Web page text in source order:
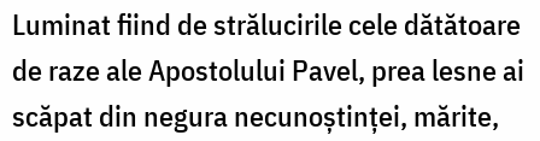
Luminat fiind de strălucirile cele dătătoare
de raze ale Apostolului Pavel, prea lesne ai
scăpat din negura necunoştinţei, mărite,